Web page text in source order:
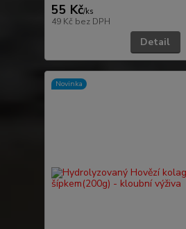
55 Kč/ks
49 Kč bez DPH
Detail
Novinka